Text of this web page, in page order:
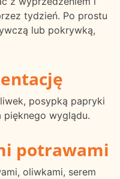
tydzień. Po prostu
lub pokrywką,
posypką papryki
pięknego wyglądu.
potrawami
oliwkami, serem